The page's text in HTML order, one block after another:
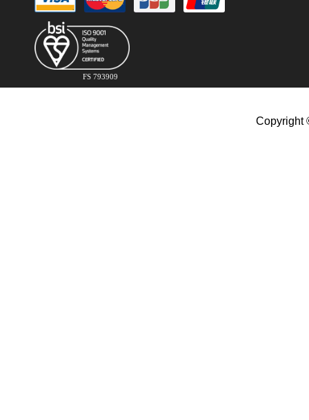
FS 793909
Copyright